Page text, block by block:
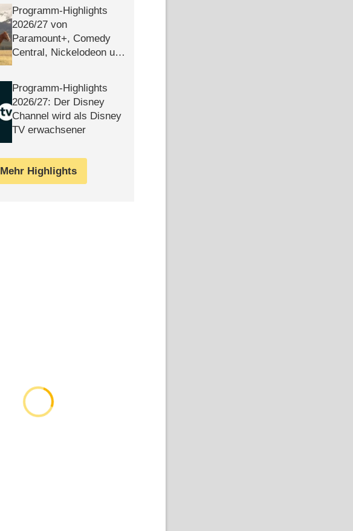
Programm-Highlights
2026/​27 von
Paramount+, Comedy
Central, Nickelodeon und
Programm-Highlights
2026/​27: Der Disney
Channel wird als Disney
TV erwachsener
Mehr Highlights